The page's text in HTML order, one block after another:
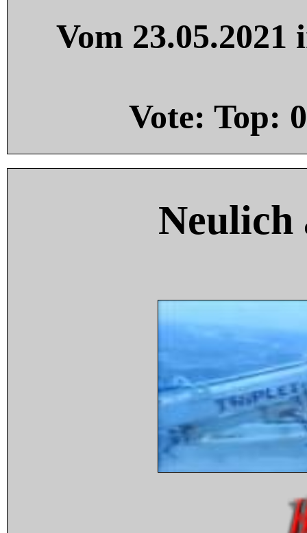
Vom
Vote: Top: 0
Neulich